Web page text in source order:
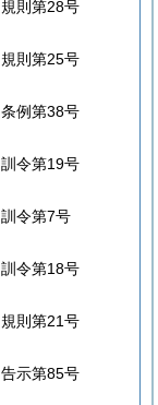
規則第28号
規則第25号
条例第38号
訓令第19号
訓令第7号
訓令第18号
規則第21号
告示第85号